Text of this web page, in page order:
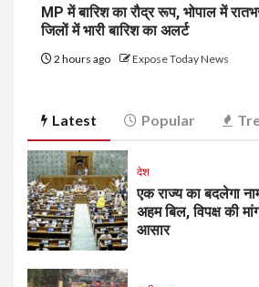
MP में बारिश का रौद्र रूप, भोपाल में
जिलों में भारी बारिश का अलर्ट
2 hours ago Expose Today News
Latest Popular
देश
एक राज्य का बदलेगा
अहम बिल, विपक्ष की
आसार